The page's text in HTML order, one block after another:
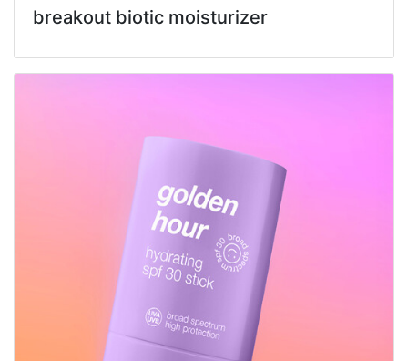
breakout biotic moisturizer